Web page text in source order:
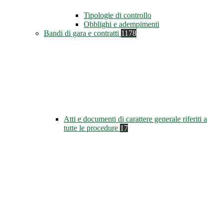
Tipologie di controllo
Obblighi e adempimenti
Bandi di gara e contratti 1178
Atti e documenti di carattere generale riferiti a
tutte le procedure 17